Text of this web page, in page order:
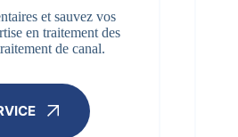
et sauvez vos
en traitement des
de canal.